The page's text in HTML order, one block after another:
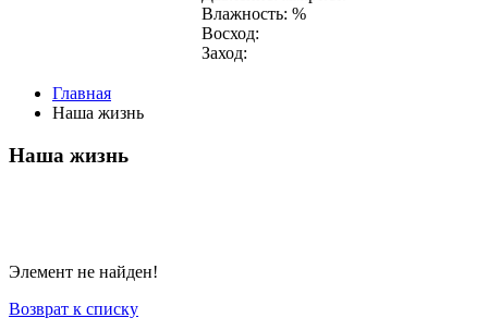
Влажность: %
Восход:
Заход:
Главная
Наша жизнь
Наша жизнь
Элемент не найден!
Возврат к списку